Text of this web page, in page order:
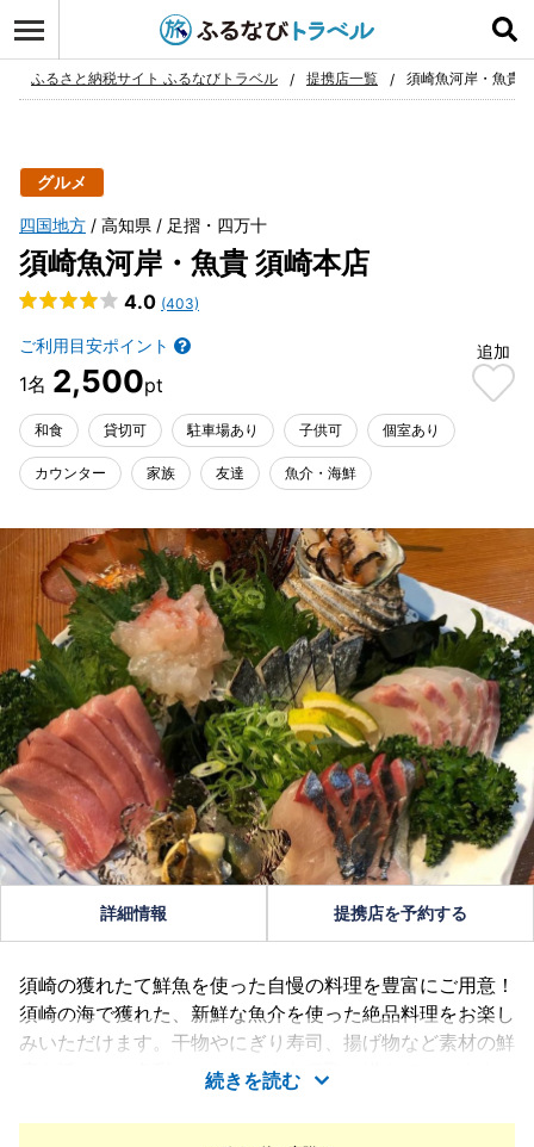
お気に入り
ふるさと納税サイト ふるなびトラベル 提携店一覧 須崎魚河岸・魚貴
グルメ
四国地方 高知県 足摺・四万十
須崎魚河岸・魚貴 須崎本店
4.0 (403)
ご利用目安ポイント
2,500
追加
和食 貸切可 駐車場あり 子供可 個室あり
カウンター 家族 友達 魚介・海鮮
詳細情報 提携店を予約する
須崎の獲れたて鮮魚を使った自慢の料理を豊富にご用意！
須崎の海で獲れた、新鮮な魚介を使った絶品料理をお楽し
みいただけます。干物やにぎり寿司、揚げ物など素材の鮮
度を活かした多彩なメニューを各種取り揃えております。
海鮮料理の他、焼き鳥や一品料理も種類豊富にご用意して
おります！地元の味を存分に堪能し、特別なひとときをお
続きを読む